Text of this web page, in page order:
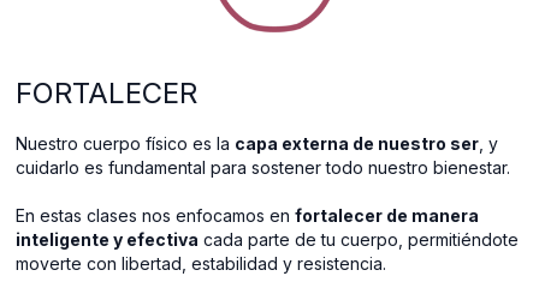
FORTALECER
Nuestro cuerpo físico es la capa externa de nuestro ser , y
cuidarlo es fundamental para sostener todo nuestro bienestar.
En estas clases nos enfocamos enfortalecer de manera
inteligente y efectiva cada parte de tu cuerpo, permitiéndote
moverte con libertad, estabilidad y resistencia.